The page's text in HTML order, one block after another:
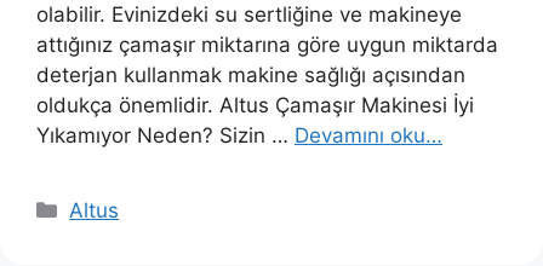
olabilir. Evinizdeki su sertliğine ve makineye
attığınız çamaşır miktarına göre uygun miktarda
deterjan kullanmak makine sağlığı açısından
oldukça önemlidir. Altus Çamaşır Makinesi İyi
Yıkamıyor Neden? Sizin … Devamını oku…
Kategoriler
Altus